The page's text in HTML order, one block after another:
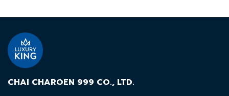
CHAI CHAROEN 999 CO., LTD.